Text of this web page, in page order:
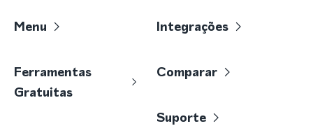
Menu Integrações
Ferramentas
Gratuitas
Comparar
Suporte